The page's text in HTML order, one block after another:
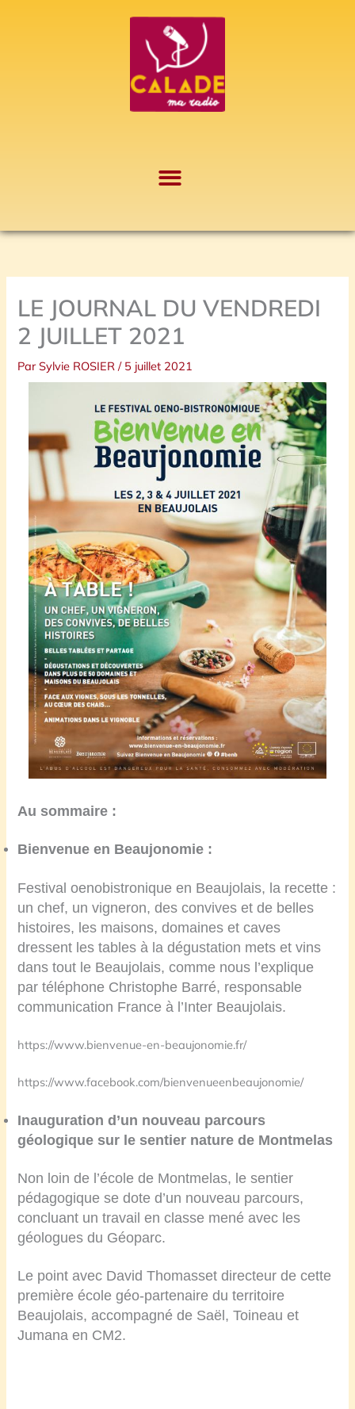
LE JOURNAL DU VENDREDI
2 JUILLET 2021
ParSylvie ROSIER/ 5 juillet 2021
Au sommaire :
Bienvenue en Beaujonomie :
Festival oenobistronique en Beaujolais, la recette :
un chef, un vigneron, des convives et de belles
histoires, les maisons, domaines et caves
dressent les tables à la dégustation mets et vins
dans tout le Beaujolais, comme nous l’explique
partéléphone Christophe Barré, responsable
communication France à l’Inter Beaujolais.
https://www.bienvenue-en-beaujonomie.fr/
https://www.facebook.com/bienvenueenbeaujonomie/
Inauguration d’un nouveau parcours
géologique sur le sentier nature de Montmelas
Non loin de l’école de Montmelas, le sentier
pédagogique se dote d’un nouveau parcours,
concluant un travail en classe mené avec les
géologues du Géoparc.
Le point avec David Thomasset directeur de cette
première école géo-partenaire du territoire
Beaujolais, accompagné de Saël, Toineau et
Jumana en CM2.